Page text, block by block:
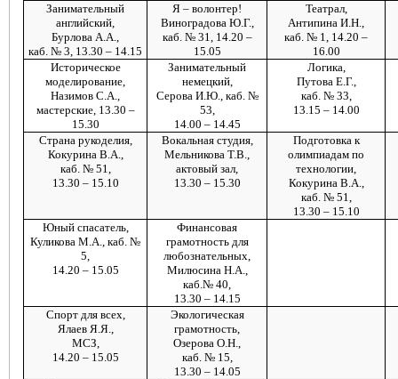
Занимательный
английский,
Бурлова А.А.,
каб. № 3, 13.30 – 14.15
Я – волонтер!
Виноградова Ю.Г.,
каб. № 31, 14.20 –
15.05
Театрал,
Антипина И.Н.,
каб. № 1, 14.20 –
16.00
Историческое
моделирование,
Назимов С.А.,
мастерские, 13.30 –
15.30
Занимательный
немецкий,
Серова И.Ю., каб. №
53,
14.00 – 14.45
Логика,
Путова Е.Г.,
каб. № 33,
13.15 – 14.00
Страна рукоделия,
Кокурина В.А.,
каб. № 51,
13.30 – 15.10
Вокальная студия,
Мельникова Т.В.,
актовый зал,
13.30 – 15.30
Подготовка к
олимпиадам по
технологии,
Кокурина В.А.,
каб. № 51,
13.30 – 15.10
Юный спасатель,
Куликова М.А., каб. №
5,
14.20 – 15.05
Финансовая
грамотность для
любознательных,
Милюсина Н.А.,
каб.№ 40,
13.30 – 14.15
Спорт для всех,
Ялаев Я.Я.,
МСЗ,
14.20 – 15.05
Экологическая
грамотность,
Озерова О.Н.,
каб. № 15,
13.30 – 14.05